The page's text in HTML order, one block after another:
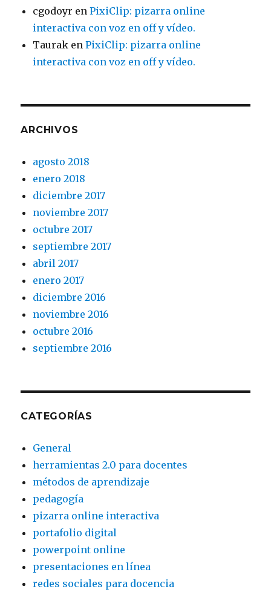
cgodoyr enPixiClip: pizarra online
interactiva con voz en off y vídeo.
Taurak enPixiClip: pizarra online
interactiva con voz en off y vídeo.
ARCHIVOS
agosto 2018
enero 2018
diciembre 2017
noviembre 2017
octubre 2017
septiembre 2017
abril 2017
enero 2017
diciembre 2016
noviembre 2016
octubre 2016
septiembre 2016
CATEGORÍAS
General
herramientas 2.0 para docentes
métodos de aprendizaje
pedagogía
pizarra online interactiva
portafolio digital
powerpoint online
presentaciones en línea
redes sociales para docencia